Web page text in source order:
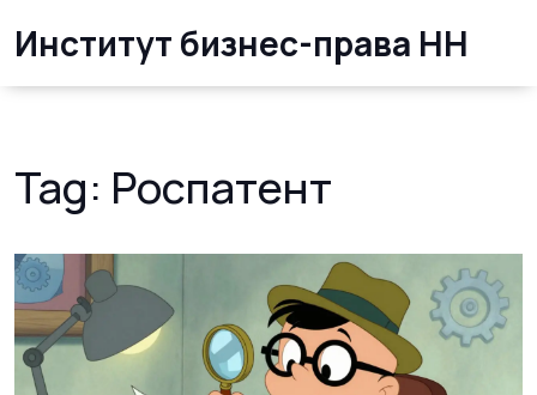
Институт бизнес-права НН
Tag: Роспатент